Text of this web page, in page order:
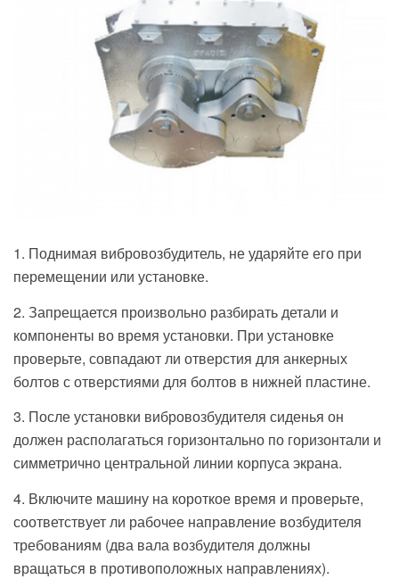
1. Поднимая вибровозбудитель, не ударяйте его при
перемещении или установке.
2. Запрещается произвольно разбирать детали и
компоненты во время установки. При установке
проверьте, совпадают ли отверстия для анкерных
болтов с отверстиями для болтов в нижней пластине.
3. После установки вибровозбудителя сиденья он
должен располагаться горизонтально по горизонтали и
симметрично центральной линии корпуса экрана.
4. Включите машину на короткое время и проверьте,
соответствует ли рабочее направление возбудителя
требованиям (два вала возбудителя должны
вращаться в противоположных направлениях).